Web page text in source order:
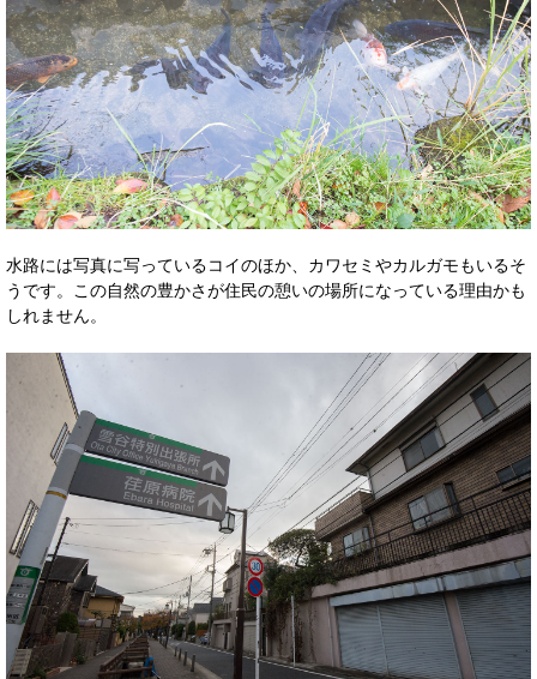
水路には写真に写っているコイのほか、カワセミやカルガモもいるそ
うです。この自然の豊かさが住民の憩いの場所になっている理由かも
しれません。